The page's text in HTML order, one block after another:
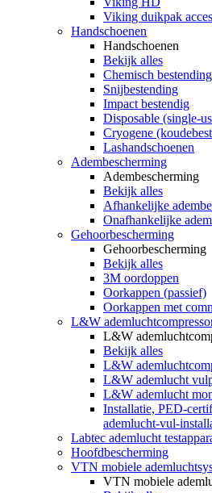
Viking duikpak
Handschoenen
Handschoenen
Bekijk alles
Chemisch bestending
Snijbestending
Impact bestendig
Disposable (single-
Cryogene
Lashandschoenen
Adembescherming
Adembescherming
Bekijk alles
Afhankelijke
Onafhankelijke
Gehoorbescherming
Gehoorbescherming
Bekijk alles
3M oordoppen
Oorkappen (passief)
Oorkappen met
L&W
L&W
Bekijk alles
L&W
L&W ademlucht
L&W ademlucht
Installatie, PED-
ademlucht-vul-
Labtec ademlucht
Hoofdbescherming
VTN mobiele
VTN mobiele